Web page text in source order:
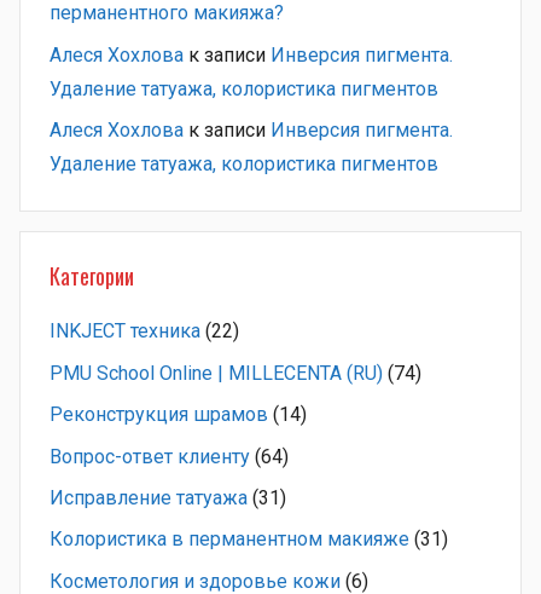
перманентного макияжа?
Алеся Хохлова к записи Инверсия пигмента.
Удаление татуажа, колористика пигментов
Алеся Хохлова к записи Инверсия пигмента.
Удаление татуажа, колористика пигментов
Категории
INKJECT техника (22)
PMU School Online | MILLECENTA (RU) (74)
Pеконструкция шрамов (14)
Вопрос-ответ клиенту (64)
Исправление татуажа (31)
Колористика в перманентном макияже (31)
Косметология и здоровье кожи (6)